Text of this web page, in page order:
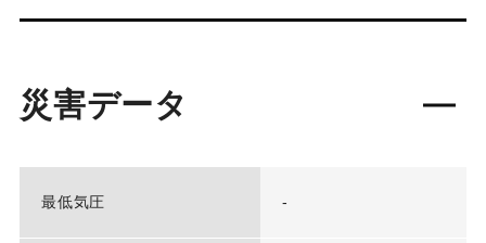
災害データ
最低気圧 -